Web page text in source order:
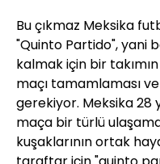
Bu çıkmaz Meksika
"Quinto Partido", yani
kalmak için bir
maçı tamamlaması
gerekiyor. Meksika 28
maça bir türlü
kuşaklarının ortak